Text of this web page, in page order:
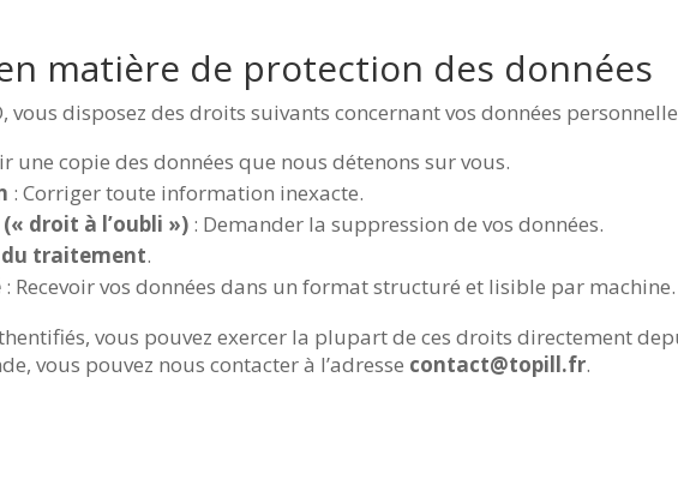
matière de protection des données
vous disposez des droits suivants concernant vos données
une copie des données que nous détenons sur vous.
: Corriger toute information inexacte.
droit à l’oubli ») : Demander la suppression de vos données.
traitement.
: Recevoir vos données dans un format structuré et lisible par machine.
vous pouvez exercer la plupart de ces droits directement
vous pouvez nous contacter à l’adresse contact@topill.fr.